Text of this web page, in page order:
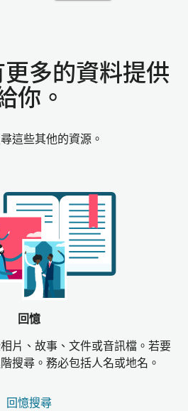
多的資料提供
你。
這些其他的資源。
回憶
片、故事、文件或音訊檔。若要
搜尋。務必包括人名或地名。
回憶搜尋